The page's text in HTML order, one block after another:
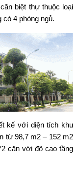
biệt thự thuộc loại
có 4 phòng ngủ.
kế với diện tích khu
từ 98,7 m2 – 152 m2
căn với độ cao tầng